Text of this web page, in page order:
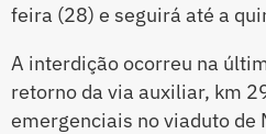
feira (28) e seguirá até a
A interdição ocorreu na
retorno da via auxiliar, km
emergenciais no viaduto de